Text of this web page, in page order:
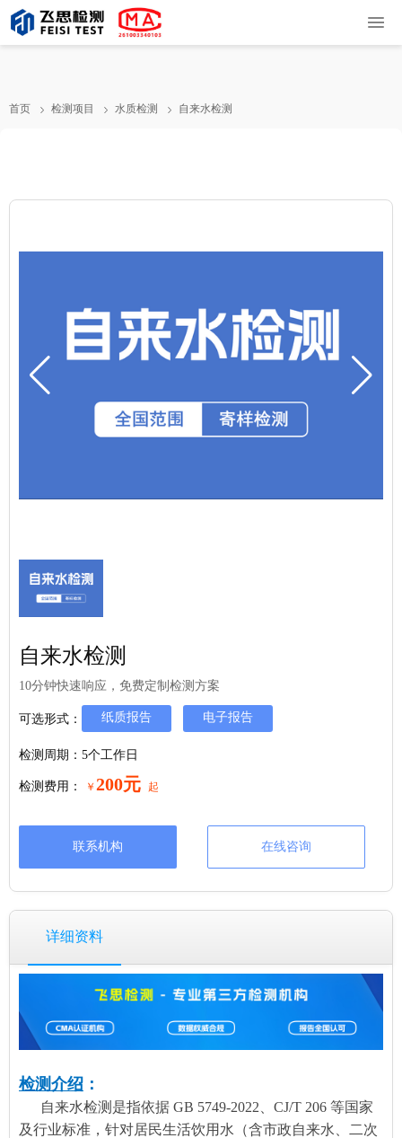
首页 检测项目 水质检测 自来水检测
自来水检测
10分钟快速响应，免费定制检测方案
可选形式： 纸质报告 电子报告
检测周期：5个工作日
检测费用： ￥ 200元 起
联系机构 在线咨询
详细资料
检测介绍 ：
自来水检测是指依据 GB 5749-2022、CJ/T 206 等国家
及行业标准，针对居民生活饮用水（含市政自来水、二次